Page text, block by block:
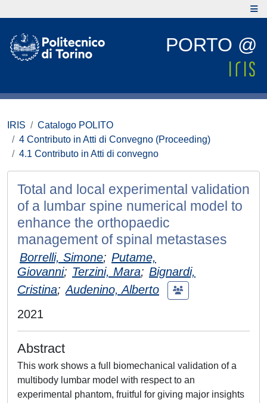
PORTO @
IRIS
Catalogo POLITO
4 Contributo in Atti di Convegno (Proceeding)
4.1 Contributo in Atti di convegno
Total and local experimental validation
of a lumbar spine numerical model to
enhance the orthopaedic
management of spinal metastases
Borrelli, Simone; Putame,
Giovanni; Terzini, Mara; Bignardi,
Cristina; Audenino, Alberto
2021
Abstract
This work shows a full biomechanical validation of a
multibody lumbar model with respect to an
experimental phantom, fruitful for giving major insights